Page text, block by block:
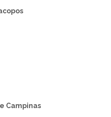
Campinas